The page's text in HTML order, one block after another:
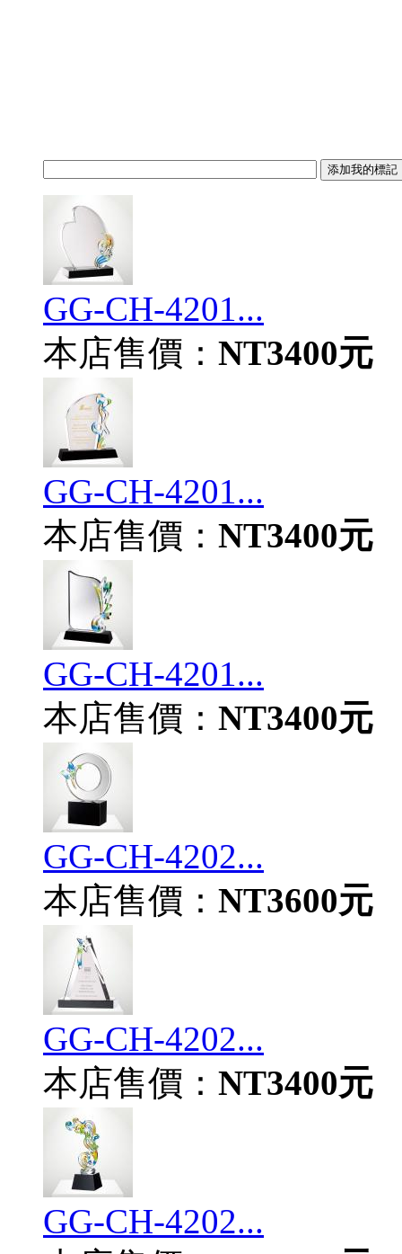
GG-CH-4201...
本店售價： NT3400元
GG-CH-4201...
本店售價： NT3400元
GG-CH-4201...
本店售價： NT3400元
GG-CH-4202...
本店售價： NT3600元
GG-CH-4202...
本店售價： NT3400元
GG-CH-4202...